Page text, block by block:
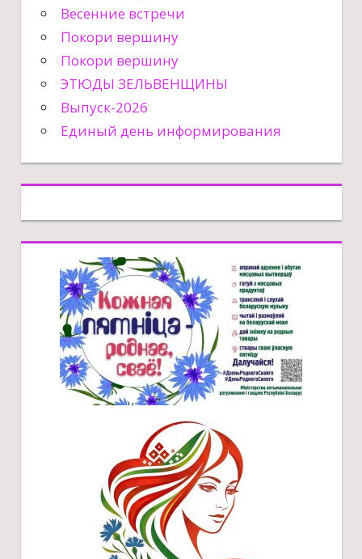
Весенние встречи
Покори вершину
Покори вершину
ЭТЮДЫ ЗЕЛЬВЕНЩИНЫ
Выпуск-2026
Единый день информирования